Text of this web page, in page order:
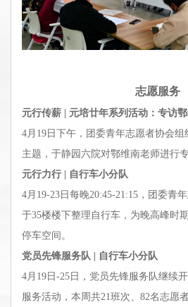
志愿服务
元行传薪 | 元培廿年系列活动：专访
4月19日下午，团委青年志愿者协会组
主题，于静园六院对鄂维南老师进行专
元行力行 | 自行车小分队
4月19-23日每晚20:45-21:15，团委青
于35楼楼下整理自行车，为晚高峰时
停车空间。
党员先锋服务队 | 自行车小分队
4月19日-25日，党员先锋服务队继续
服务活动，本周共21班次、82名志愿